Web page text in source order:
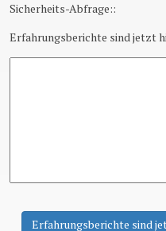
Sicherheits-Abfrage::
Erfahrungsberichte sind jetzt